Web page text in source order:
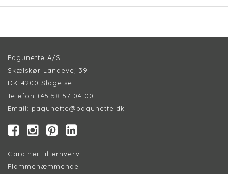
Pagunette A/S
Skælskør Landevej 39
DK-4200 Slagelse
Telefon:+45 58 57 04 00
Email: pagunette@pagunette.dk
Gardiner til erhverv
Flammehæmmende